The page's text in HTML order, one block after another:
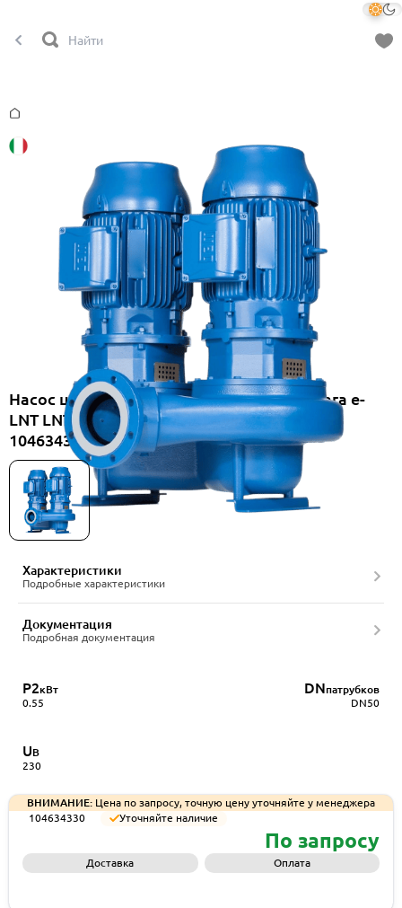
Насос циркуляционный сдвоенный Lowara e-
LNT LNTS E 50-125/05/EP02CS4, артикул
104634330
Характеристики
Подробные характеристики
Документация
Подробная документация
P2кВт
0.55
DNпатрубков
DN50
UВ
230
ВНИМАНИЕ: Цена по запросу, точную цену уточняйте у менеджера
104634330
Уточняйте наличие
По запросу
Доставка Оплата